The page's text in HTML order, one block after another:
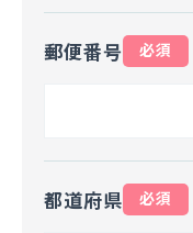
郵便番号 必須
都道府県 必須